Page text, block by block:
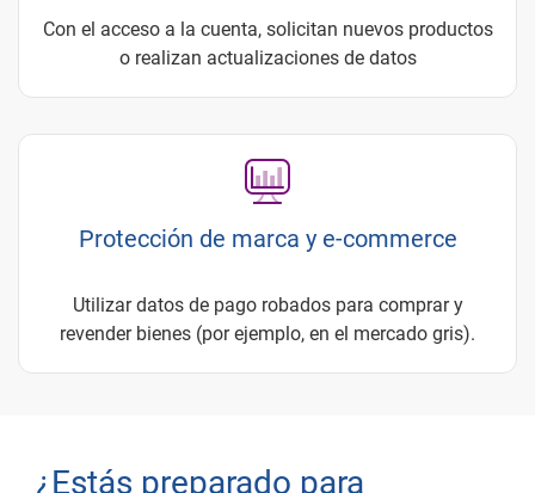
Con el acceso a la cuenta, solicitan nuevos productos
o realizan actualizaciones de datos
Protección de marca y e-commerce
Utilizar datos de pago robados para comprar y
revender bienes (por ejemplo, en el mercado gris).
¿Estás preparado para